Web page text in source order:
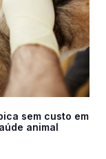
sem custo em
animal